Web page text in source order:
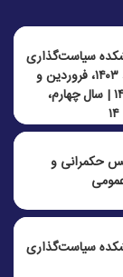
سیاست‌گذاری
شریف | اسفند ۱۴۰۳، فروردین و
اردیبهشت ۱۴۰۴ | سال چهارم،
حكمرانی و
سیاست‌گذاری